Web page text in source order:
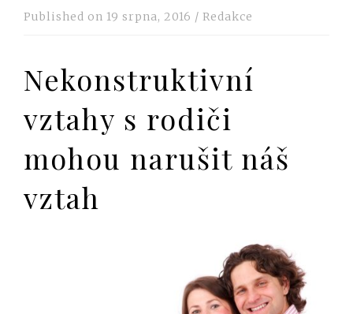
Published on 19 srpna, 2016 / Redakce
Nekonstruktivní
vztahy s rodiči
mohou narušit náš
vztah